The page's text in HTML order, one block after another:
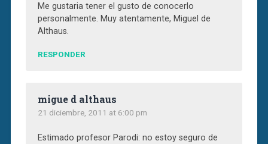
Me gustaria tener el gusto de conocerlo
personalmente. Muy atentamente, Miguel de
Althaus.
RESPONDER
migue d althaus
21 diciembre, 2011 at 6:00 pm
Estimado profesor Parodi: no estoy seguro de